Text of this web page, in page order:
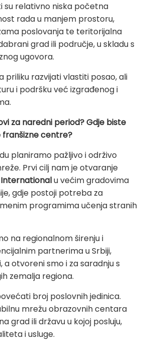
su relativno niska početna
rada u manjem prostoru,
poslovanja te teritorijalna
grad ili područje, u skladu s
ugovora.
priliku razvijati vlastiti posao, ali
i podršku već izgrađenog i
za naredni period? Gdje biste
franšizne centre?
planiramo pažljivo i održivo
Prvi cilj nam je otvaranje
Internationalu većim gradovima
gdje postoji potreba za
programima učenja stranih
na regionalnom širenju i
partnerima u Srbiji,
a otvoreni smo i za saradnju s
zemalja regiona.
broj poslovnih jedinica.
mrežu obrazovnih centara
grad ili državu u kojoj posluju,
i usluge.